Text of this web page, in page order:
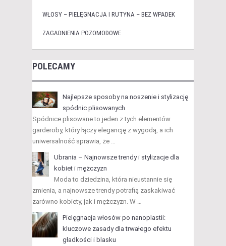
WŁOSY – PIELĘGNACJA I RUTYNA – BEZ WPADEK
ZAGADNIENIA POZOMODOWE
POLECAMY
Najlepsze sposoby na noszenie i stylizację
spódnic plisowanych
Spódnice plisowane to jeden z tych elementów
garderoby, który łączy elegancję z wygodą, a ich
uniwersalność sprawia, że …
Ubrania – Najnowsze trendy i stylizacje dla
kobiet i mężczyzn
Moda to dziedzina, która nieustannie się
zmienia, a najnowsze trendy potrafią zaskakiwać
zarówno kobiety, jak i mężczyzn. W …
Pielęgnacja włosów po nanoplastii:
kluczowe zasady dla trwałego efektu
gładkości i blasku